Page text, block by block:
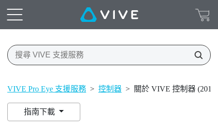
VIVE Pro Eye 支援服務 > 控制器 > 關於 VIVE 控制器 (2018)
指南下載